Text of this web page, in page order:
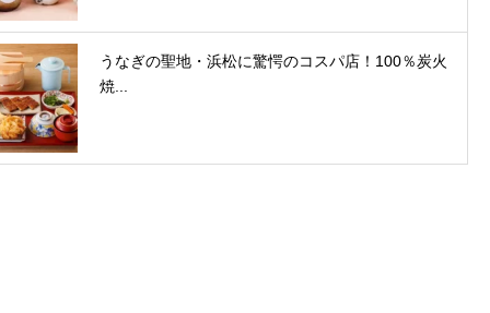
うなぎの聖地・浜松に驚愕のコスパ店！100％炭火
焼...